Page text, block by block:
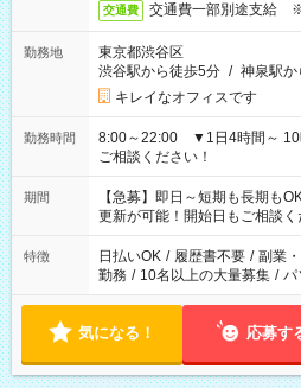
交通費 交通費一部別途支給
勤務地
東京都渋谷区
渋谷駅から徒歩5分 / 神泉駅
キレイなオフィスです
勤務時間
8:00～22:00 ▼1日4時間～ 10
ご相談ください！
期間
【急募】即日～短期も長期も
更新が可能！開始日もご相談く
特徴 日払いOK / 履歴書不要 / 副業
勤務 / 10名以上の大量募集 / パ
気になる！ 応募す